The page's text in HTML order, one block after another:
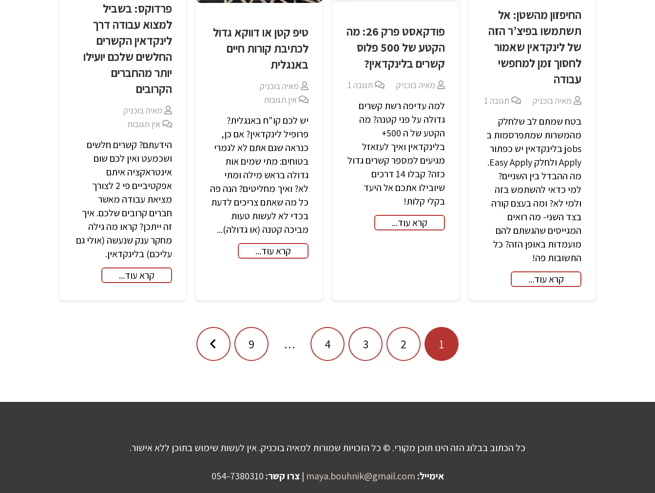
החיפזון מהשטן: אל
תשתמשו בפיצ’ר הזה
של לינקדאין שאמור
לחסוך זמן למחפשי
עבודה
מאיה בוכניק תגובה1
בטח שמתם לב שלחלק
מהמשרות שמתפרסמות ב
jobs בלינקדאין יש כפתור
Apply ולחלק Easy Apply.
מה ההבדל בין השניים?
למי כדאי להשתמש בזה
ולמי לא? ומה בעצם קורה
בצד השני- מה רואים
המגייסים שהגשתם להם
מועמדות באופן הזה? כל
התשובות פה!
קרא עוד...
פודקאסט פרק 26: מה
הקטע של 500 פלוס
קשרים בלינקדאין?
מאיה בוכניק תגובה1
למה עדיפה רשת קשרים
גדולה על פני קטנה? מה
הקטע של ה 500+
בלינקדאין ואיך לעזאזל
מגיעים למספר קשרים גדול
כזה? קבלו 14 דרכים
שיובילו אתכם אל היעד
בקלי קלות!
קרא עוד...
טיפ קטן או דווקא גדול
לכתיבת קורות חיים
באנגלית
מאיה בוכניק
אין תגובות
יש לכם קו"ח באנגלית?
פרופיל לינקדאין? אם כן,
כנראה שגם אתם לא לגמרי
בטוחים: מתי שמים אות
גדולה בראש מילה ומתי
לא? ואיך מחליטים? הנה פה
כל מה שאתם צריכים לדעת
בכדי לא לעשות טעות
מביכה קטנה (או גדולה)...
קרא עוד...
פרדוקס: בשביל
למצוא עבודה דרך
לינקדאין הקשרים
החלשים שלכם יועילו
יותר מהחברים
הקרובים
מאיה בוכניק
אין תגובות
הידעתם? קשרים חלשים
ושכמעט ואין לכם שום
אינטראקציה איתם
אפקטיביים פי 2 לצורך
מציאת עבודה מאשר
חברים קרובים שלכם. איך
זה ייתכן? קראו מה גילה
מחקר ענק שנעשה (אולי גם
עליכם) בלינקדאין.
קרא עוד...
1
2
3
4
…
9
כל הכתוב בבלוג הזה הינו תוכן מקורי. © כל הזכויות שמורות למאיה בוכניק. אין לעשות שימוש בתוכן ללא אישור.
אימייל: maya.bouhnik@gmail.com
|צרו קשר: